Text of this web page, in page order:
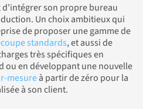
d'intégrer son propre bureau
Un choix ambitieux qui
de proposer une gamme de
standards, et aussi de
très spécifiques en
ou en développant une nouvelle
mesureà partir de zéro pour la
à son client.